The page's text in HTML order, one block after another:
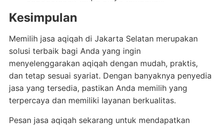
Kesimpulan
Memilih jasa aqiqah di Jakarta Selatan merupakan
solusi terbaik bagi Anda yang ingin
menyelenggarakan aqiqah dengan mudah, praktis,
dan tetap sesuai syariat. Dengan banyaknya penyedia
jasa yang tersedia, pastikan Anda memilih yang
terpercaya dan memiliki layanan berkualitas.
Pesan jasa aqiqah sekarang untuk mendapatkan